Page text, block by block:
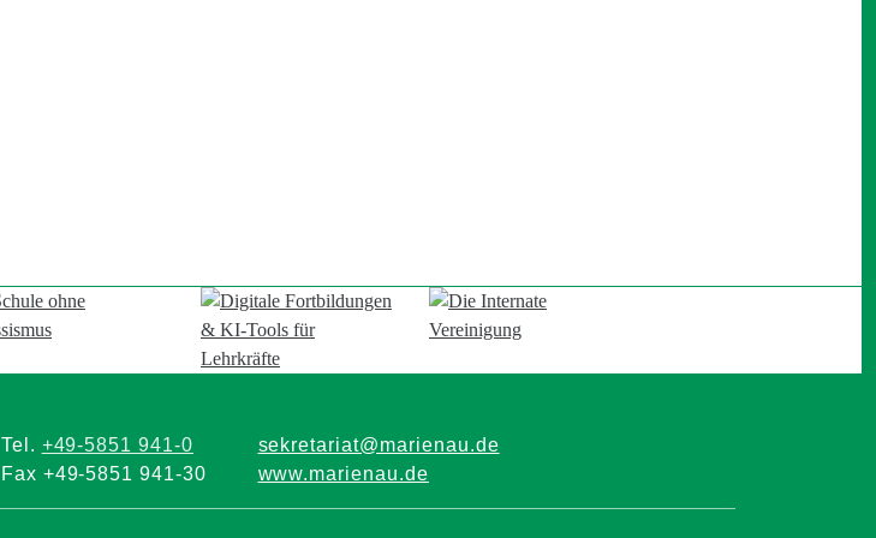
Tel. +49-5851 941-0
Fax +49-5851 941-30
sekretariat@marienau.de
www.marienau.de